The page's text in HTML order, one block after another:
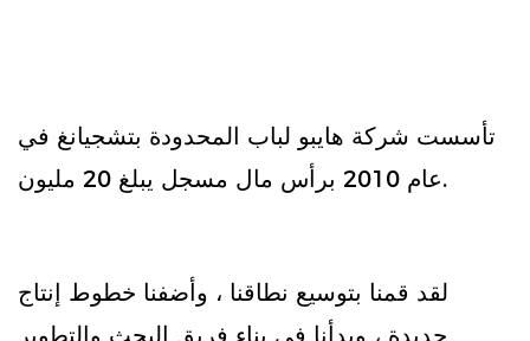
تأسست شركة هايبو لباب المحدودة بتشجيانغ في
عام 2010 برأس مال مسجل يبلغ 20 مليون.
لقد قمنا بتوسيع نطاقنا ، وأضفنا خطوط إنتاج
جديدة ، وبدأنا في بناء فريق البحث والتطوير